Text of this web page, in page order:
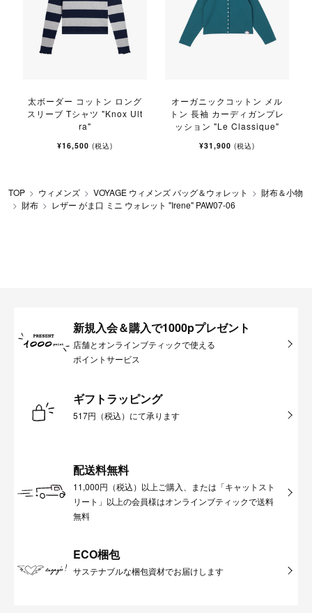
太ボーダー コットン ロング
スリーブ Tシャツ "Knox Ult
ra"
¥16,500 (税込)
オーガニックコットン メル
トン 長袖 カーディガンプレ
ッション "Le Classique"
¥31,900 (税込)
TOP ウィメンズ VOYAGE ウィメンズ バッグ＆ウォレット
財布＆小物
財布
レザー がま口 ミニ ウォレット "Irene" PAW07-06
新規入会＆購入で1000pプレゼント
店舗とオンラインブティックで使える
ポイントサービス
ギフトラッピング
517円（税込）にて承ります
配送料無料
11,000円（税込）以上ご購入、または「キャットスト
リート」以上の会員様はオンラインブティックで送料
無料
ECO梱包
サステナブルな梱包資材でお届けします